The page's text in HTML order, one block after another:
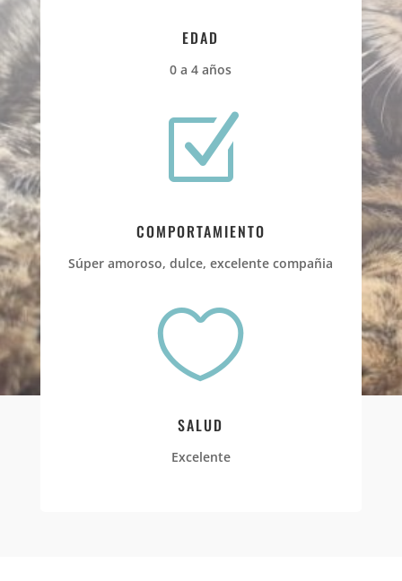
EDAD
0 a 4 años
Z
COMPORTAMIENTO
Súper amoroso, dulce, excelente compañia

SALUD
Excelente